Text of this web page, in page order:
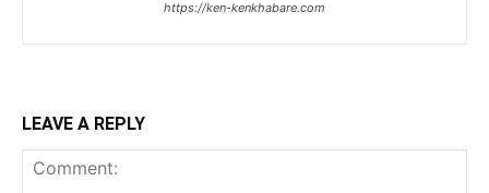
https://ken-kenkhabare.com
LEAVE A REPLY